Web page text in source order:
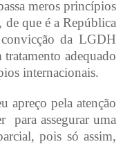
meros princípios
que é a República
da LGDH
adequado
internacionais.
apreço pela atenção
para assegurar uma
pois só assim,